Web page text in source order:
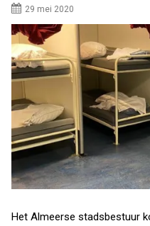
29 mei 2020
Het Almeerse stadsbestuur